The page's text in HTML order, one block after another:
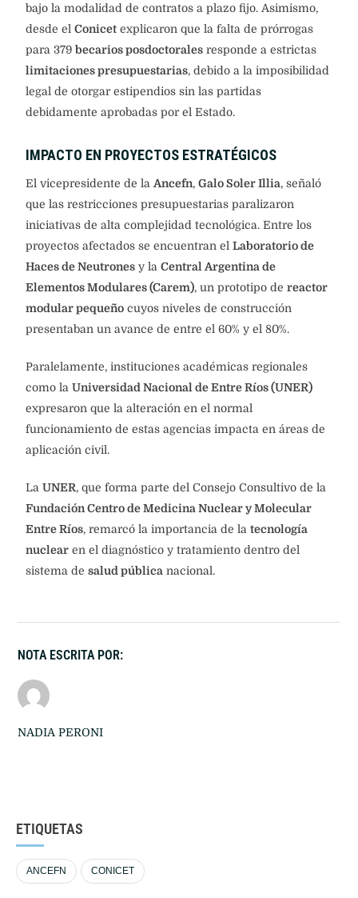
bajo la modalidad de contratos a plazo fijo. Asimismo,
desde el Conicet explicaron que la falta de prórrogas
para 379 becarios posdoctorales responde a estrictas
limitaciones presupuestarias, debido a la imposibilidad
legal de otorgar estipendios sin las partidas
debidamente aprobadas por el Estado.
IMPACTO EN PROYECTOS ESTRATÉGICOS
El vicepresidente de la Ancefn, Galo Soler Illia, señaló
que las restricciones presupuestarias paralizaron
iniciativas de alta complejidad tecnológica. Entre los
proyectos afectados se encuentran el Laboratorio de
Haces de Neutrones y la Central Argentina de
Elementos Modulares (Carem), un prototipo de reactor
modular pequeño cuyos niveles de construcción
presentaban un avance de entre el 60% y el 80%.
Paralelamente, instituciones académicas regionales
como la Universidad Nacional de Entre Ríos (UNER)
expresaron que la alteración en el normal
funcionamiento de estas agencias impacta en áreas de
aplicación civil.
La UNER, que forma parte del Consejo Consultivo de la
Fundación Centro de Medicina Nuclear y Molecular
Entre Ríos, remarcó la importancia de la tecnología
nuclear en el diagnóstico y tratamiento dentro del
sistema de salud pública nacional.
NOTA ESCRITA POR:
NADIA PERONI
ETIQUETAS
ANCEFN CONICET